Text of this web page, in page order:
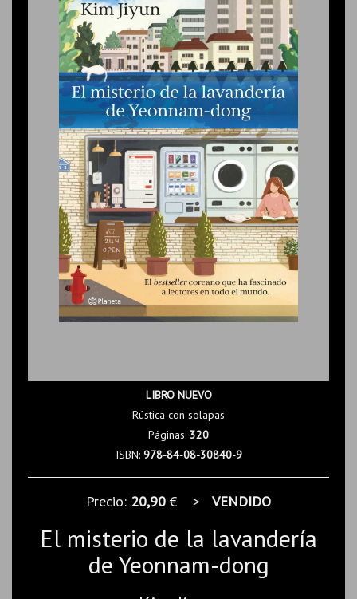
LIBRO NUEVO
Rústica con solapas
Páginas: 320
ISBN: 978-84-08-30840-9
Precio: 20,90€ > VENDIDO
El misterio de la lavandería
de Yeonnam-dong